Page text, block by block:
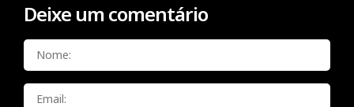
Deixe um comentário